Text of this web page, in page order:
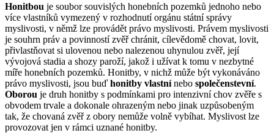
Honitbou je soubor souvislých honebních pozemků jednoho nebo
více vlastníků vymezený v rozhodnutí orgánu státní správy
myslivosti, v němž lze provádět právo myslivosti. Právem myslivosti
je souhrn práv a povinností zvěř chránit, cílevědomě chovat, lovit,
přivlastňovat si ulovenou nebo nalezenou uhynulou zvěř, její
vývojová stadia a shozy paroží, jakož i užívat k tomu v nezbytné
míře honebních pozemků. Honitby, v nichž může být vykonáváno
právo myslivosti, jsou buď honitby vlastnínebo společenstevní.
Oborou je druh honitby s podmínkami pro intenzivní chov zvěře s
obvodem trvale a dokonale ohrazeným nebo jinak uzpůsobeným
tak, že chovaná zvěř z obory nemůže volně vybíhat. Myslivost lze
provozovat jen v rámci uznané honitby.